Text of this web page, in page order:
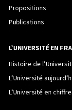
Propositions
Publications
L’UNIVERSITÉ EN
Histoire de
L’Université
L’Université en